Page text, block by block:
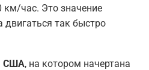
км/час. Это значение
двигаться так быстро
США, на котором начертана